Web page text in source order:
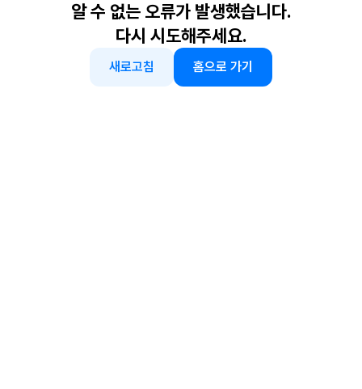
알 수 없는 오류가 발생했습니다.
다시 시도해주세요.
새로고침 홈으로 가기